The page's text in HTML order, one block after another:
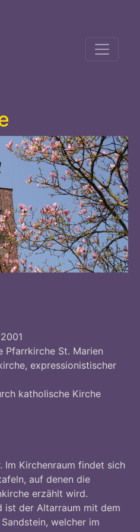
Pfarrkirche St. Marien
expressionistischer
katholische Kirche
Im Kirchenraum findet sich
auf denen die
erzählt wird.
ist der Altarraum mit dem
welcher im